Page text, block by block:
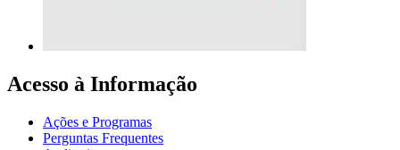
Acesso à Informação
Ações e Programas
Perguntas Frequentes